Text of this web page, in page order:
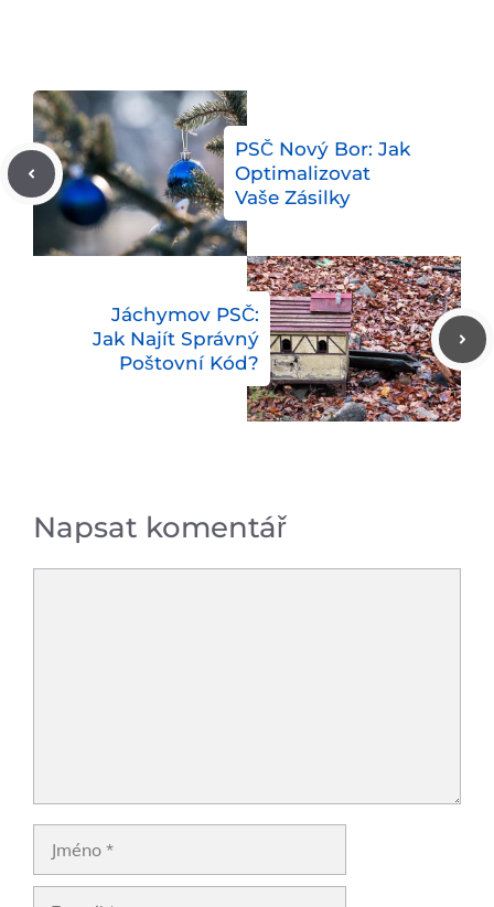
PSČ Nový Bor: Jak
Optimalizovat
Vaše Zásilky
Jáchymov PSČ:
Jak Najít Správný
Poštovní Kód?
Napsat komentář
Jméno